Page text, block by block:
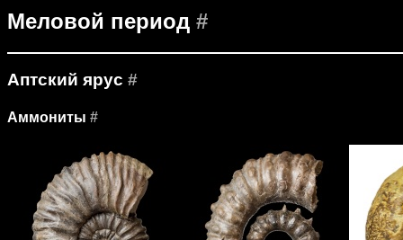
Меловой период #
Аптский ярус #
Аммониты #